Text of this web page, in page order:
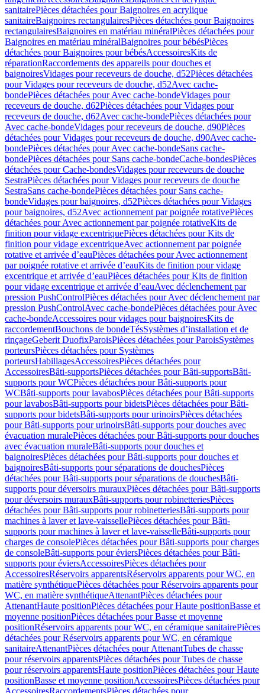
sanitairePièces détachées pour Baignoires en acrylique
sanitaireBaignoires rectangulairesPièces détachées pour Baignoires
rectangulairesBaignoires en matériau minéralPièces détachées pour
Baignoires en matériau minéralBaignoires pour bébésPièces
détachées pour Baignoires pour bébésAccessoiresKits de
réparationRaccordements des appareils pour douches et
baignoiresVidages pour receveurs de douche, d52Pièces détachées
pour Vidages pour receveurs de douche, d52Avec cache-
bondePièces détachées pour Avec cache-bondeVidages pour
receveurs de douche, d62Pièces détachées pour Vidages pour
receveurs de douche, d62Avec cache-bondePièces détachées pour
Avec cache-bondeVidages pour receveurs de douche, d90Pièces
détachées pour Vidages pour receveurs de douche, d90Avec cache-
bondePièces détachées pour Avec cache-bondeSans cache-
bondePièces détachées pour Sans cache-bondeCache-bondesPièces
détachées pour Cache-bondesVidages pour receveurs de douche
SestraPièces détachées pour Vidages pour receveurs de douche
SestraSans cache-bondePièces détachées pour Sans cache-
bondeVidages pour baignoires, d52Pièces détachées pour Vidages
pour baignoires, d52Avec actionnement par poignée rotativePièces
détachées pour Avec actionnement par poignée rotativeKits de
finition pour vidage excentriquePièces détachées pour Kits de
finition pour vidage excentriqueAvec actionnement par poignée
rotative et arrivée d’eauPièces détachées pour Avec actionnement
par poignée rotative et arrivée d’eauKits de finition pour vidage
excentrique et arrivée d’eauPièces détachées pour Kits de finition
pour vidage excentrique et arrivée d’eauAvec déclenchement par
pression PushControlPièces détachées pour Avec déclenchement par
pression PushControlAvec cache-bondePièces détachées pour Avec
cache-bondeAccessoires pour vidages pour baignoiresKits de
raccordementBouchons de bondeTésSystèmes d’installation et de
rinçageGeberit DuofixParoisPièces détachées pour ParoisSystèmes
porteursPièces détachées pour Systèmes
porteursHabillagesAccessoiresPièces détachées pour
AccessoiresBâti-supportsPièces détachées pour Bâti-supportsBâti-
supports pour WCPièces détachées pour Bâti-supports pour
WCBâti-supports pour lavabosPièces détachées pour Bâti-supports
pour lavabosBâti-supports pour bidetsPièces détachées pour Bâti-
supports pour bidetsBâti-supports pour urinoirsPièces détachées
pour Bâti-supports pour urinoirsBâti-supports pour douches avec
évacuation muralePièces détachées pour Bâti-supports pour douches
avec évacuation muraleBâti-supports pour douches et
baignoiresPièces détachées pour Bâti-supports pour douches et
baignoiresBâti-supports pour séparations de douchesPièces
détachées pour Bâti-supports pour séparations de douchesBâti-
supports pour déversoirs murauxPièces détachées pour Bâti-supports
pour déversoirs murauxBâti-supports pour robinetteriesPièces
détachées pour Bâti-supports pour robinetteriesBâti-supports pour
machines à laver et lave-vaissellePièces détachées pour Bâti-
supports pour machines à laver et lave-vaisselleBâti-supports pour
charges de consolePièces détachées pour Bâti-supports pour charges
de consoleBâti-supports pour éviersPièces détachées pour Bâti-
supports pour éviersAccessoiresPièces détachées pour
AccessoiresRéservoirs apparentsRéservoirs apparents pour WC, en
matière synthétiquePièces détachées pour Réservoirs apparents pour
WC, en matière synthétiqueAttenantPièces détachées pour
AttenantHaute positionPièces détachées pour Haute positionBasse et
moyenne positionPièces détachées pour Basse et moyenne
positionRéservoirs apparents pour WC, en céramique sanitairePièces
détachées pour Réservoirs apparents pour WC, en céramique
sanitaireAttenantPièces détachées pour AttenantTubes de chasse
pour réservoirs apparentsPièces détachées pour Tubes de chasse
pour réservoirs apparentsHaute positionPièces détachées pour Haute
positionBasse et moyenne positionAccessoiresPièces détachées pour
AccessoiresRaccordementsPièces détachées pour